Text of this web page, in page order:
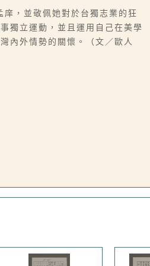
，並敬佩她對於台獨志業的狂
獨立運動，並且運用自己在美學
內外情勢的關懷。（文／歐人